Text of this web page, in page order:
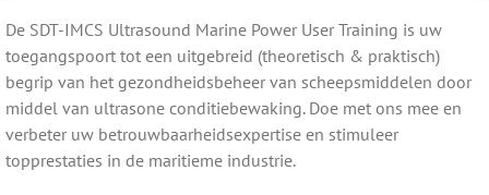
De SDT-IMCS Ultrasound Marine Power User Training is uw
toegangspoort tot een uitgebreid (theoretisch & praktisch)
begrip van het gezondheidsbeheer van scheepsmiddelen door
middel van ultrasone conditiebewaking. Doe met ons mee en
verbeter uw betrouwbaarheidsexpertise en stimuleer
topprestaties in de maritieme industrie.